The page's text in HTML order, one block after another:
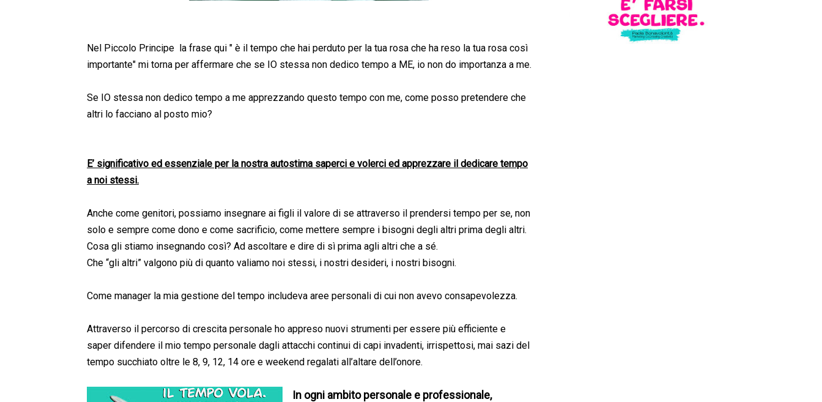
Nel Piccolo Principe la frase qui " è il tempo che hai perduto per la tua rosa che ha reso la tua rosa così
importante" mi torna per affermare che se IO stessa non dedico tempo a ME, io non do importanza a me.
Se IO stessa non dedico tempo a me apprezzando questo tempo con me, come posso pretendere che
altri lo facciano al posto mio?
E’ significativo ed essenziale per la nostra autostima saperci e volerci ed apprezzare il dedicare tempo
a noi stessi.
Anche come genitori, possiamo insegnare ai figli il valore di se attraverso il prendersi tempo per se, non
solo e sempre come dono e come sacrificio, come mettere sempre i bisogni degli altri prima degli altri.
Cosa gli stiamo insegnando così? Ad ascoltare e dire di sì prima agli altri che a sé.
Che “gli altri” valgono più di quanto valiamo noi stessi, i nostri desideri, i nostri bisogni.
Come manager la mia gestione del tempo includeva aree personali di cui non avevo consapevolezza.
Attraverso il percorso di crescita personale ho appreso nuovi strumenti per essere più efficiente e
saper difendere il mio tempo personale dagli attacchi continui di capi invadenti, irrispettosi, mai sazi del
tempo succhiato oltre le 8, 9, 12, 14 ore e weekend regalati all’altare dell’onore.
In ogni ambito personale e professionale,